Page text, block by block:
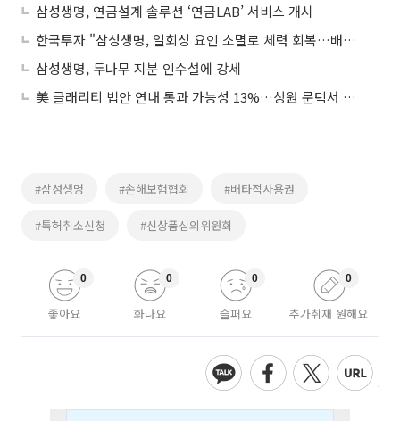
삼성생명, 연금설계 솔루션 ‘연금LAB’ 서비스 개시
한국투자 "삼성생명, 일회성 요인 소멸로 체력 회복…배당 지속성 관심"
삼성생명, 두나무 지분 인수설에 강세
美 클래리티 법안 연내 통과 가능성 13%…상원 문턱서 제동
#삼성생명 #손해보험협회 #배타적사용권
#특허취소신청 #신상품심의위원회
좋아요
0
화나요
0
슬퍼요
0
추가취재 원해요
0